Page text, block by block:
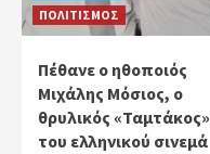
ΠΟΛΙΤΙΣΜΟΣ
Πέθανε ο ηθοποιός
Μιχάλης Μόσιος, ο
θρυλικός «Ταμτάκος»
του ελληνικού σινεμά